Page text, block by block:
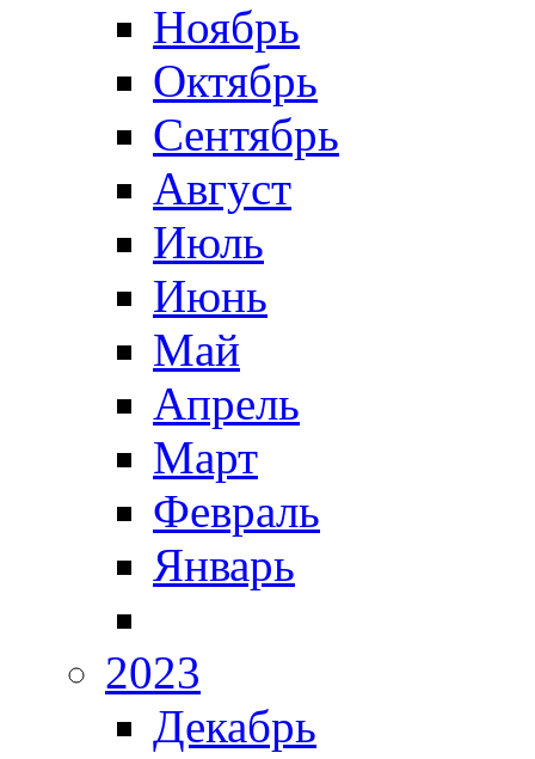
Ноябрь
Октябрь
Сентябрь
Август
Июль
Июнь
Май
Апрель
Март
Февраль
Январь
2023
Декабрь